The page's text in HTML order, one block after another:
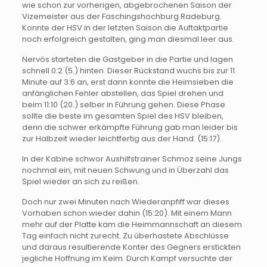
wie schon zur vorherigen, abgebrochenen Saison der
Vizemeister aus der Faschingshochburg Radeburg.
Konnte der HSV in der letzten Saison die Auftaktpartie
noch erfolgreich gestalten, ging man diesmal leer aus.
Nervös starteten die Gastgeber in die Partie und lagen
schnell 0:2 (5.) hinten. Dieser Rückstand wuchs bis zur 11.
Minute auf 3:6 an, erst dann konnte die Heimsieben die
anfänglichen Fehler abstellen, das Spiel drehen und
beim 11:10 (20.) selber in Führung gehen. Diese Phase
sollte die beste im gesamten Spiel des HSV bleiben,
denn die schwer erkämpfte Führung gab man leider bis
zur Halbzeit wieder leichtfertig aus der Hand. (15:17).
In der Kabine schwor Aushilfstrainer Schmoz seine Jungs
nochmal ein, mit neuen Schwung und in Überzahl das
Spiel wieder an sich zu reißen.
Doch nur zwei Minuten nach Wiederanpfiff war dieses
Vorhaben schon wieder dahin (15:20). Mit einem Mann
mehr auf der Platte kam die Heimmannschaft an diesem
Tag einfach nicht zurecht. Zu überhastete Abschlüsse
und daraus resultierende Konter des Gegners erstickten
jegliche Hoffnung im Keim. Durch Kampf versuchte der